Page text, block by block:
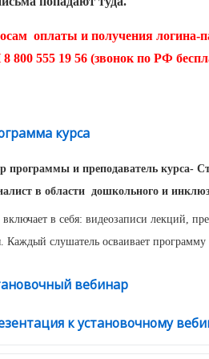
оплаты и получения
555 19 56 (звонок по РФ
курса
Файл
программы и преподаватель курса-
в области дошкольного и
в себя: видеозаписи лекций,
Каждый слушатель осваивает
вебинарГиперссылка
к установочному